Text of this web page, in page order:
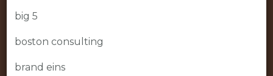
big 5
boston consulting
brand eins